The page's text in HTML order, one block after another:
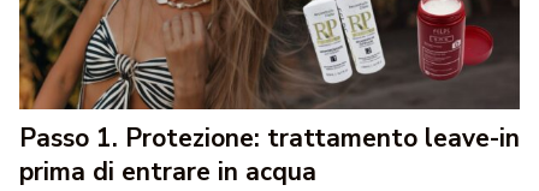
Passo 1. Protezione: trattamento leave-in
prima di entrare in acqua